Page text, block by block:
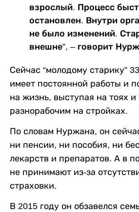
взрослый. Процесс
остановлен. Внутри
не было изменений.
внешне”, – говорит
Сейчас “молодому старику”
имеет постоянной работы и
на жизнь, выступая на тоях и
разнорабочим на стройках.
По словам Нуржана, он
ни пенсии, ни пособия, ни
лекарств и препаратов. А в
не принимают из-за
страховки.
В 2015 году он обзавелся